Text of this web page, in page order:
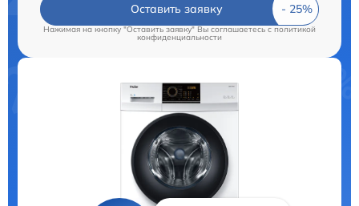
Оставить заявку
Нажимая на кнопку "Оставить заявку" Вы соглашаетесь cполитикой
конфиденциальности